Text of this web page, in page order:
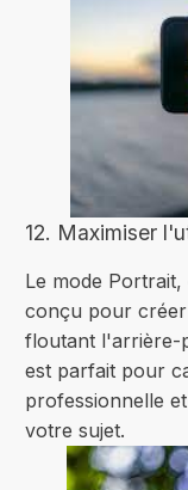
12. Maximiser
Le mode
conçu pour
floutant l'arrière-
est parfait pour
professionnelle
votre sujet.